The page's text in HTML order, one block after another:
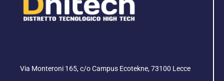
Via Monteroni 165, c/o Campus Ecotekne, 73100 Lecce